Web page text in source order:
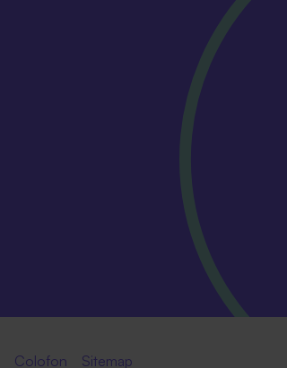
Colofon Sitemap